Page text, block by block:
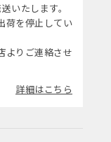
いたします。
荷を停止してい
よりご連絡させ
詳細はこちら